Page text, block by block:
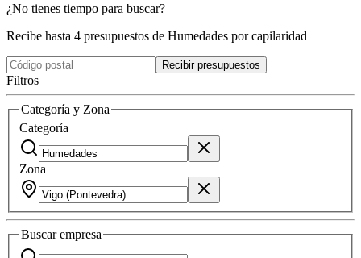
¿No tienes tiempo para buscar?
Recibe hasta 4 presupuestos de Humedades por capilaridad
Recibir presupuestos
Filtros
Categoría y Zona
Categoría
Zona
Buscarempresa